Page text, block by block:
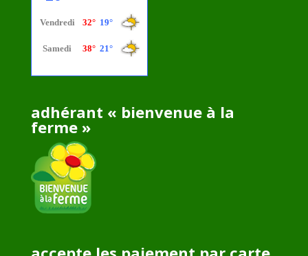
adhérant « bienvenue à la
ferme »